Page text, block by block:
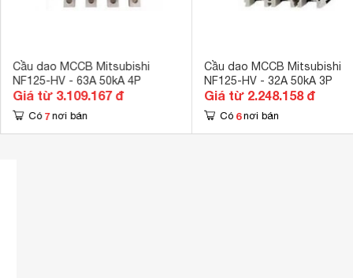
Cầu dao MCCB Mitsubishi
NF125-HV - 63A 50kA 4P
Giá từ 3.109.167 đ
Có 7 nơi bán
Cầu dao MCCB Mitsubishi
NF125-HV - 32A 50kA 3P
Giá từ 2.248.158 đ
Có 6 nơi bán